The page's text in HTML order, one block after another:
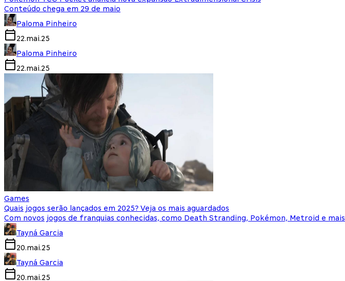
Conteúdo chega em 29 de maio
Paloma Pinheiro
22.mai.25
Paloma Pinheiro
22.mai.25
Games
Quais jogos serão lançados em 2025? Veja os mais aguardados
Com novos jogos de franquias conhecidas, como Death Stranding, Pokémon, Metroid e mais
Tayná Garcia
20.mai.25
Tayná Garcia
20.mai.25